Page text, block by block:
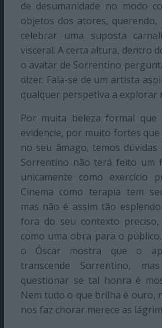
de desumanidade no modo
objetos dos atores, querendo,
celebrar uma suposta
visceral. A certa altura, dentro
o avatar de Sorrentino
dizer. Fala-se de um artista
qualquer perspetiva a explorar
Por muita beleza formal que
evidencie, por muito fortes que
no seu âmago, temos
Sorrentino não terá feito um
unicamente como exercício
Cinema como terapia tem
mas não é assim tão
fora do seu contexto preciso,
como uma obra para o
o Óscar mostra que o
transcende Sorrentino,
questionar se tal honra é
Nem tudo o que brilha é ouro,
nos faz chorar merece as